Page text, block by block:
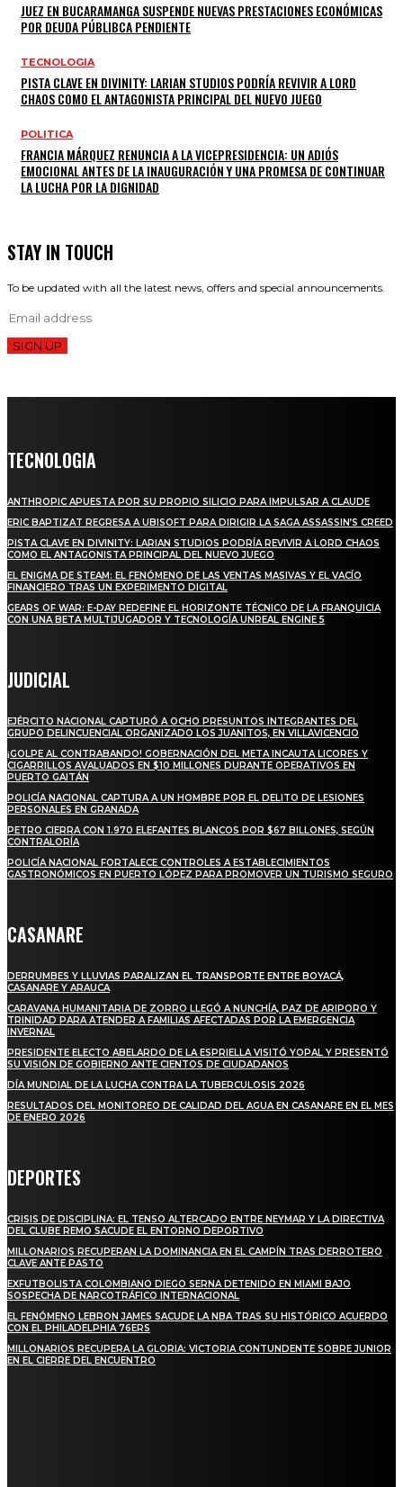
JUEZ EN BUCARAMANGA SUSPENDE NUEVAS PRESTACIONES ECONÓMICAS
POR DEUDA PÚBLIBCA PENDIENTE
TECNOLOGIA
PISTA CLAVE EN DIVINITY: LARIAN STUDIOS PODRÍA REVIVIR A LORD
CHAOS COMO EL ANTAGONISTA PRINCIPAL DEL NUEVO JUEGO
POLITICA
FRANCIA MÁRQUEZ RENUNCIA A LA VICEPRESIDENCIA: UN ADIÓS
EMOCIONAL ANTES DE LA INAUGURACIÓN Y UNA PROMESA DE CONTINUAR
LA LUCHA POR LA DIGNIDAD
STAY IN TOUCH
To be updated with all the latest news, offers and special announcements.
SIGN UP
TECNOLOGIA
ANTHROPIC APUESTA POR SU PROPIO SILICIO PARA IMPULSAR A CLAUDE
ERIC BAPTIZAT REGRESA A UBISOFT PARA DIRIGIR LA SAGA ASSASSIN’S CREED
PISTA CLAVE EN DIVINITY: LARIAN STUDIOS PODRÍA REVIVIR A LORD CHAOS
COMO EL ANTAGONISTA PRINCIPAL DEL NUEVO JUEGO
EL ENIGMA DE STEAM: EL FENÓMENO DE LAS VENTAS MASIVAS Y EL VACÍO
FINANCIERO TRAS UN EXPERIMENTO DIGITAL
GEARS OF WAR: E-DAY REDEFINE EL HORIZONTE TÉCNICO DE LA FRANQUICIA
CON UNA BETA MULTIJUGADOR Y TECNOLOGÍA UNREAL ENGINE 5
JUDICIAL
EJÉRCITO NACIONAL CAPTURÓ A OCHO PRESUNTOS INTEGRANTES DEL
GRUPO DELINCUENCIAL ORGANIZADO LOS JUANITOS, EN VILLAVICENCIO
¡GOLPE AL CONTRABANDO! GOBERNACIÓN DEL META INCAUTA LICORES Y
CIGARRILLOS AVALUADOS EN $10 MILLONES DURANTE OPERATIVOS EN
PUERTO GAITÁN
POLICÍA NACIONAL CAPTURA A UN HOMBRE POR EL DELITO DE LESIONES
PERSONALES EN GRANADA
PETRO CIERRA CON 1.970 ELEFANTES BLANCOS POR $67 BILLONES, SEGÚN
CONTRALORÍA
POLICÍA NACIONAL FORTALECE CONTROLES A ESTABLECIMIENTOS
GASTRONÓMICOS EN PUERTO LÓPEZ PARA PROMOVER UN TURISMO SEGURO
CASANARE
DERRUMBES Y LLUVIAS PARALIZAN EL TRANSPORTE ENTRE BOYACÁ,
CASANARE Y ARAUCA
CARAVANA HUMANITARIA DE ZORRO LLEGÓ A NUNCHÍA, PAZ DE ARIPORO Y
TRINIDAD PARA ATENDER A FAMILIAS AFECTADAS POR LA EMERGENCIA
INVERNAL
PRESIDENTE ELECTO ABELARDO DE LA ESPRIELLA VISITÓ YOPAL Y PRESENTÓ
SU VISIÓN DE GOBIERNO ANTE CIENTOS DE CIUDADANOS
DÍA MUNDIAL DE LA LUCHA CONTRA LA TUBERCULOSIS 2026
RESULTADOS DEL MONITOREO DE CALIDAD DEL AGUA EN CASANARE EN EL MES
DE ENERO 2026
DEPORTES
CRISIS DE DISCIPLINA: EL TENSO ALTERCADO ENTRE NEYMAR Y LA DIRECTIVA
DEL CLUBE REMO SACUDE EL ENTORNO DEPORTIVO
MILLONARIOS RECUPERAN LA DOMINANCIA EN EL CAMPÍN TRAS DERROTERO
CLAVE ANTE PASTO
EXFUTBOLISTA COLOMBIANO DIEGO SERNA DETENIDO EN MIAMI BAJO
SOSPECHA DE NARCOTRÁFICO INTERNACIONAL
EL FENÓMENO LEBRON JAMES SACUDE LA NBA TRAS SU HISTÓRICO ACUERDO
CON EL PHILADELPHIA 76ERS
MILLONARIOS RECUPERA LA GLORIA: VICTORIA CONTUNDENTE SOBRE JUNIOR
EN EL CIERRE DEL ENCUENTRO